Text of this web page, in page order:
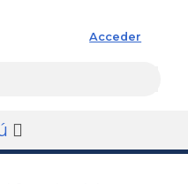
Acceder